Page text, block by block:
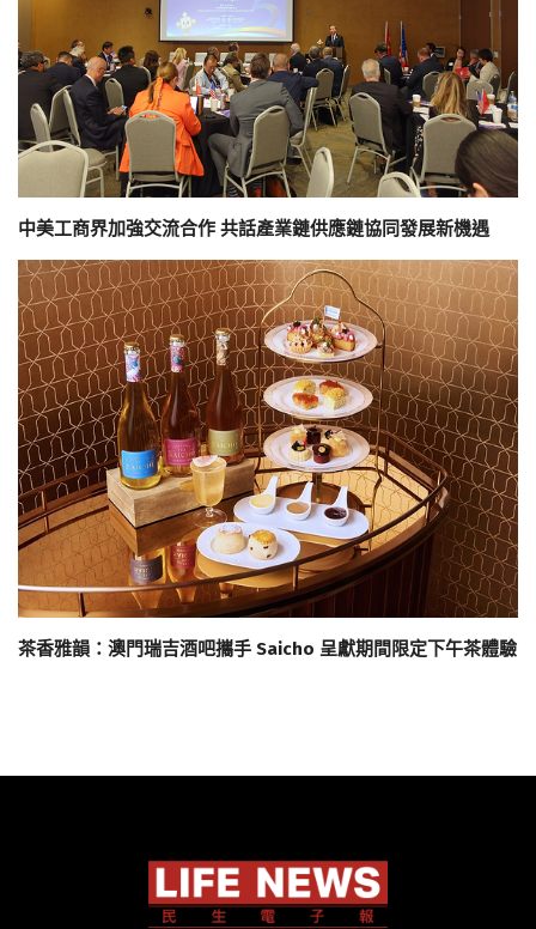
中美工商界加強交流合作 共話產業鏈供應鏈協同發展新機遇
茶香雅韻：澳門瑞吉酒吧攜手 Saicho 呈獻期間限定下午茶體驗